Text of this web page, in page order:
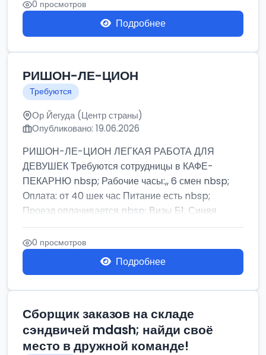
0 просмотров
Подробнее
РИШОН-ЛЕ-ЦИОН
Требуются
Ор Йегуда (Центр страны)
Опубликовано: 19.06.2026
РИШОН-ЛЕ-ЦИОН ЛЕГКАЯ РАБОТА ДЛЯ
ДЕВУШЕК Требуются сотрудницы в КАФЕ-
ПЕКАРНЮ nbsp; Рабочие часы:,, 6 смен nbsp;
Оплата: от 40 шек час Питание есть nbsp;
Проезд оплачивается nbsp; Визы Б1, Синяя
бумага,...
0 просмотров
Подробнее
Сборщик заказов на складе
сэндвичей mdash; найди своё
место в дружной команде!